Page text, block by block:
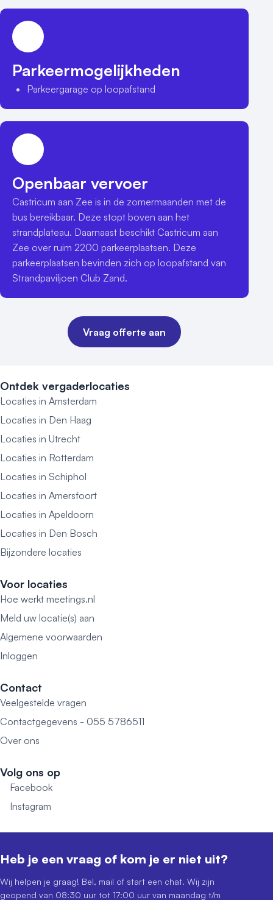
Parkeermogelijkheden
Parkeergarage op loopafstand
Openbaar vervoer
Castricum aan Zee is in de zomermaanden met de
bus bereikbaar. Deze stopt boven aan het
strandplateau. Daarnaast beschikt Castricum aan
Zee over ruim 2200 parkeerplaatsen. Deze
parkeerplaatsen bevinden zich op loopafstand van
Strandpaviljoen Club Zand.
Vraag offerte aan
Ontdek vergaderlocaties
Locaties in Amsterdam
Locaties in Den Haag
Locaties in Utrecht
Locaties in Rotterdam
Locaties in Schiphol
Locaties in Amersfoort
Locaties in Apeldoorn
Locaties in Den Bosch
Bijzondere locaties
Voor locaties
Hoe werkt meetings.nl
Meld uw locatie(s) aan
Algemene voorwaarden
Inloggen
Contact
Veelgestelde vragen
Contactgegevens - 055 5786511
Over ons
Volg ons op
Facebook
Instagram
Heb je een vraag of kom je er niet uit?
Wij helpen je graag! Bel, mail of start een chat. Wij zijn
geopend van 08:30 uur tot 17:00 uur van maandag t/m